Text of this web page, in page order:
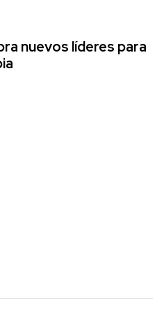
nuevos líderes para